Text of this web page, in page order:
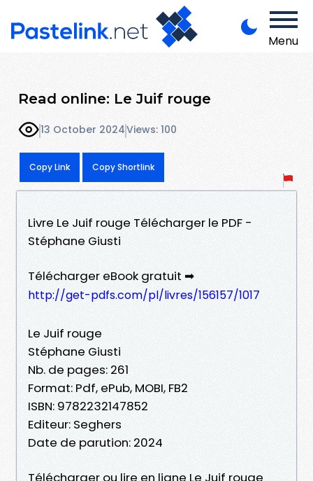
Menu
Read online: Le Juif rouge
13 October 2024Views: 100
Copy Link Copy Shortlink
Livre Le Juif rouge Télécharger le PDF -
Stéphane Giusti
Télécharger eBook gratuit ➡
http://get-pdfs.com/pl/livres/156157/1017
Le Juif rouge
Stéphane Giusti
Nb. de pages: 261
Format: Pdf, ePub, MOBI, FB2
ISBN: 9782232147852
Editeur: Seghers
Date de parution: 2024
Télécharger ou lire en ligne Le Juif rouge